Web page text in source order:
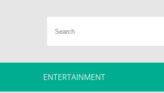
ENTERTAINMENT